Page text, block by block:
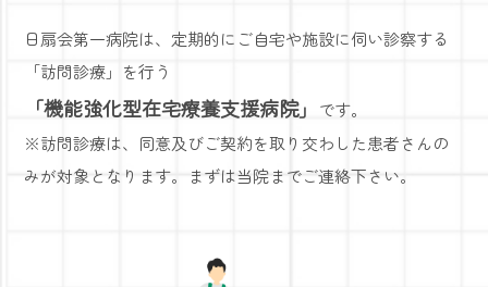
日扇会第一病院は、定期的にご自宅や施設に伺い診察する
「訪問診療」を行う
「機能強化型在宅療養支援病院」
です。
※訪問診療は、同意及びご契約を取り交わした患者さんの
みが対象となります。まずは当院までご連絡下さい。